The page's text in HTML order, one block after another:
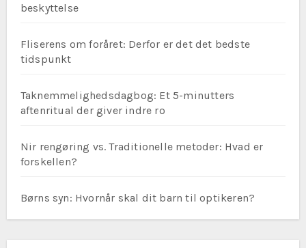
beskyttelse
Fliserens om foråret: Derfor er det det bedste
tidspunkt
Taknemmelighedsdagbog: Et 5-minutters
aftenritual der giver indre ro
Nir rengøring vs. Traditionelle metoder: Hvad er
forskellen?
Børns syn: Hvornår skal dit barn til optikeren?